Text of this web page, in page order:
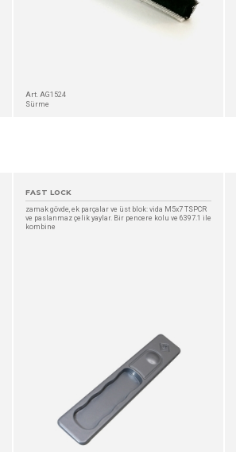
Art. AG1524
Sürme
FAST LOCK
zamak gövde, ek parçalar ve üst blok: vida M5x7 TSPCR
ve paslanmaz çelik yaylar. Bir pencere kolu ve 6397.1 ile
kombine